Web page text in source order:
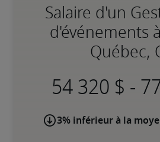
Salaire d'un
d'événements
Québec,
-
3% inférieur à la